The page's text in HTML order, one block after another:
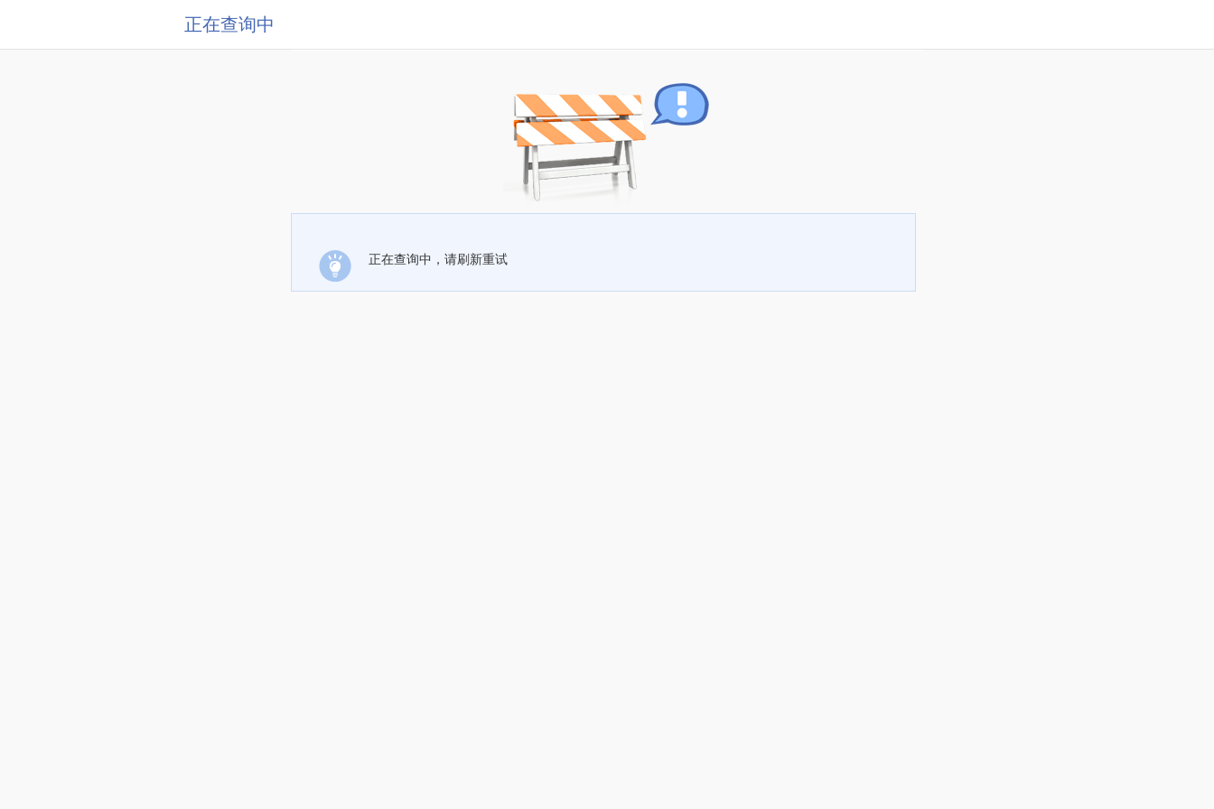
正在查询中
正在查询中，请刷新重试